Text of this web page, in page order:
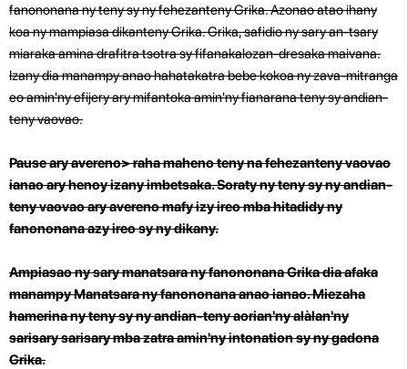
fanononana ny teny sy ny fehezanteny Grika. Azonao atao ihany
koa ny mampiasa dikanteny Grika. Grika, safidio ny sary an-tsary
miaraka amina drafitra tsotra sy fifanakalozan-dresaka maivana.
Izany dia manampy anao hahatakatra bebe kokoa ny zava-mitranga
eo amin'ny efijery ary mifantoka amin'ny fianarana teny sy andian-
teny vaovao.
Pause ary avereno> raha maheno teny na fehezanteny vaovao
ianao ary henoy izany imbetsaka. Soraty ny teny sy ny andian-
teny vaovao ary avereno mafy izy ireo mba hitadidy ny
fanononana azy ireo sy ny dikany.
Ampiasao ny sary manatsara ny fanononana Grika dia afaka
manampy Manatsara ny fanononana anao ianao. Miezaha
hamerina ny teny sy ny andian-teny aorian'ny alàlan'ny
sarisary sarisary mba zatra amin'ny intonation sy ny gadona
Grika.